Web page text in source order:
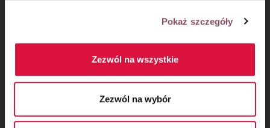
Pokaż szczegóły
Zezwól na wszystkie
Zezwól na wybór
Masa marcepanowa -
Tarta czekoladowa na
bazie kakao (bez
mleka, cukru, jajek
i mąki)